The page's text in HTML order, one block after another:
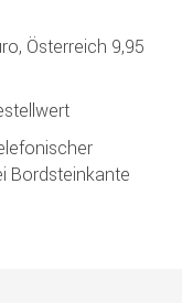
Österreich 9,95
Bordsteinkante